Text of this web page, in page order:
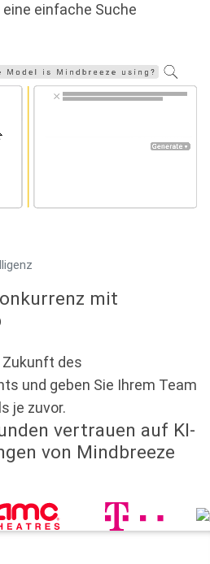
einfache Suche
mit
Zukunft des
und geben Sie Ihrem Team
je zuvor.
vertrauen auf KI-
von Mindbreeze